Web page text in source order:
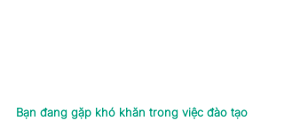
Bạn đang gặp khó khăn trong việc đào tạo